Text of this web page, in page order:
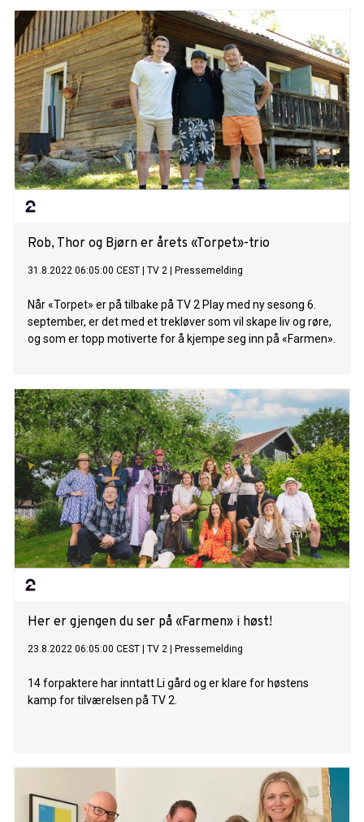
Rob, Thor og Bjørn er årets «Torpet»-trio
31.8.2022 06:05:00 CEST TV 2 Pressemelding
Når «Torpet» er på tilbake på TV 2 Play med ny sesong 6.
september, er det med et trekløver som vil skape liv og røre,
og som er topp motiverte for å kjempe seg inn på «Farmen».
Her er gjengen du ser på «Farmen» i høst!
23.8.2022 06:05:00 CEST TV 2 Pressemelding
14 forpaktere har inntatt Li gård og er klare for høstens
kamp for tilværelsen på TV 2.